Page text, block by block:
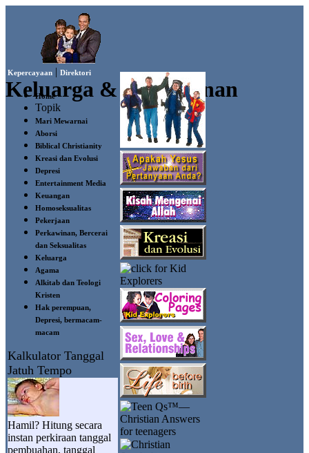
Keluarga & Perkawinan
Kepercayaan | Direktori
Home
Topik
Mari Mewarnai
Aborsi
Biblical Christianity
Kreasi dan Evolusi
Depresi
Entertainment Media
Keuangan
Homoseksualitas
Pekerjaan
Perkawinan, Bercerai
dan Seksualitas
Keluarga
Agama
Alkitab dan Teologi
Kristen
Hak perempuan,
Depresi, bermacam-
macam
Kalkulator Tanggal
Jatuh Tempo
Hamil? Hitung secara
instan perkiraan tanggal
pembuahan, tanggal